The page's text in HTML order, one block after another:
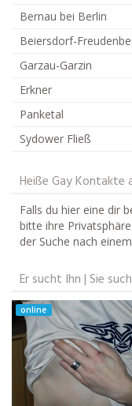
Bernau bei Berlin
Beiersdorf-
Garzau-Garzin
Erkner
Panketal
Sydower Fließ
Heiße Gay Kontakte
Falls du hier eine dir
bitte ihre
der Suche nach
Er sucht Ihn | Sie
online